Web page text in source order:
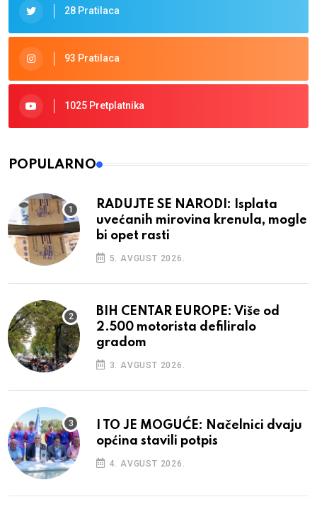
28 Pratilaca
93 Pratilaca
1025 Pretplatnika
POPULARNO
RADUJTE SE NARODI: Isplata
uvećanih mirovina krenula, mogle
bi opet rasti
5. AVGUST 2026.
BIH CENTAR EUROPE: Više od
2.500 motorista defiliralo
gradom
3. AVGUST 2026.
I TO JE MOGUĆE: Načelnici dvaju
općina stavili potpis
4. AVGUST 2026.